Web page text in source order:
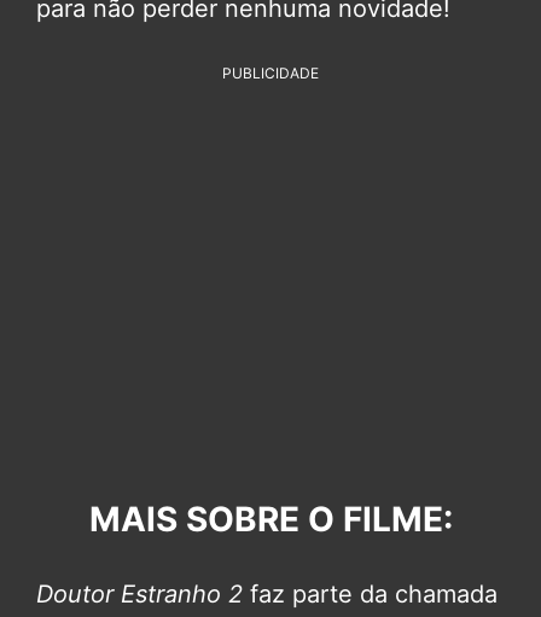
para não perder nenhuma novidade!
PUBLICIDADE
MAIS SOBRE O FILME:
Doutor Estranho 2 faz parte da chamada